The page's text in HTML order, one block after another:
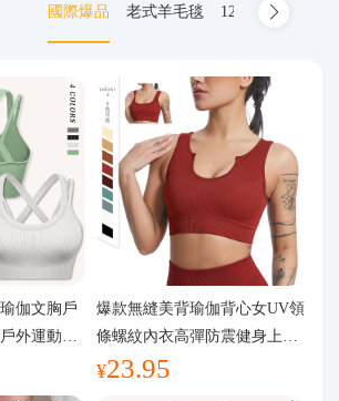
國際爆品 老式羊毛毯 12.00-20 truck
伽文胸戶
外運動瑜
爆款無縫美背瑜伽背心女UV領
條螺紋內衣高彈防震健身上裝
運動文胸
¥23.95